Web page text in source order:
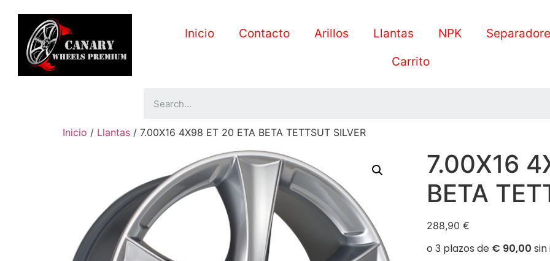
Inicio Contacto Arillos Llantas NPK
Carrito
Inicio / Llantas / 7.00X16 4X98 ET 20 ETA BETA TETTSUT SILVER
7.00X16
BETA
288,90 €